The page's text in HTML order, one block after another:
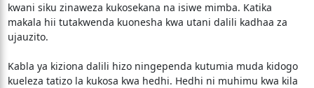
kwani siku zinaweza kukosekana na isiwe mimba. Katika
makala hii tutakwenda kuonesha kwa utani dalili kadhaa za
ujauzito.
Kabla ya kiziona dalili hizo ningependa kutumia muda kidogo
kueleza tatizo la kukosa kwa hedhi. Hedhi ni muhimu kwa kila